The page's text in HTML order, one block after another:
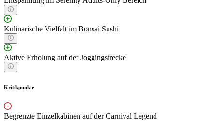
Kulinarische Vielfalt im Bonsai Sushi
Aktive Erholung auf der Joggingstrecke
Kritikpunkte
Begrenzte Einzelkabinen auf der Carnival Legend